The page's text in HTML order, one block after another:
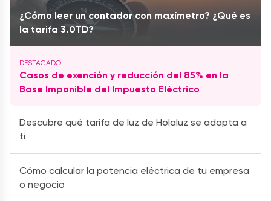
¿Cómo leer un contador con maxímetro? ¿Qué es
la tarifa 3.0TD?
Casos de exención y reducción del 85% en la
Base Imponible del Impuesto Eléctrico
Descubre qué tarifa de luz de Holaluz se adapta a
ti
Cómo calcular la potencia eléctrica de tu empresa
o negocio